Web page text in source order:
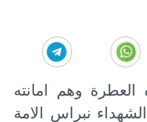
العطرة وهم امانته
نبراس الامة